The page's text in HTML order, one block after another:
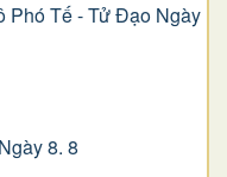
Phó Tế - Tử Đạo Ngày
8. 8